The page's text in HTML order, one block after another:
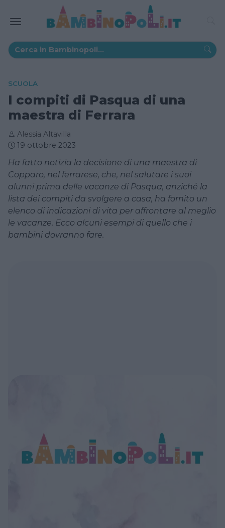
SCUOLA
I compiti di Pasqua di una
maestra di Ferrara
Alessia Altavilla
19 ottobre 2023
Ha fatto notizia la decisione di una maestra di
Copparo, nel ferrarese, che, nel salutare i suoi
alunni prima delle vacanze di Pasqua, anziché la
lista dei compiti da svolgere a casa, ha fornito un
elenco di indicazioni di vita per affrontare al meglio
le vacanze. Ecco alcuni esempi di quello che i
bambini dovranno fare.